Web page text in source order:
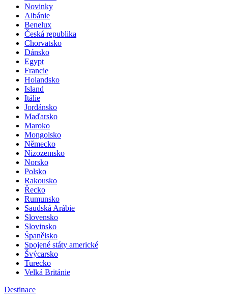
Novinky
Albánie
Benelux
Česká republika
Chorvatsko
Dánsko
Egypt
Francie
Holandsko
Island
Itálie
Jordánsko
Maďarsko
Maroko
Mongolsko
Německo
Nizozemsko
Norsko
Polsko
Rakousko
Řecko
Rumunsko
Saudská Arábie
Slovensko
Slovinsko
Španělsko
Spojené státy americké
Švýcarsko
Turecko
Velká Británie
Destinace